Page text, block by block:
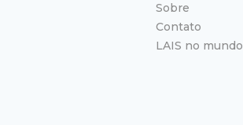
Sobre
Contato
LAIS no mundo